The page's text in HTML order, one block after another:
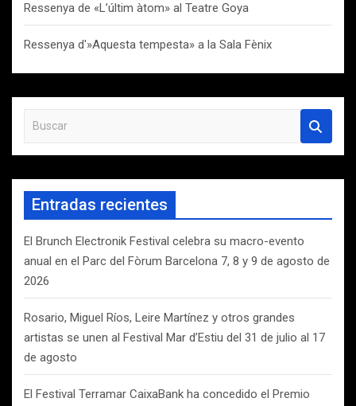
Ressenya de «L’últim àtom» al Teatre Goya
Ressenya d'»Aquesta tempesta» a la Sala Fènix
s
c
r
Entradas recientes
El Brunch Electronik Festival celebra su macro-evento
anual en el Parc del Fòrum Barcelona 7, 8 y 9 de agosto de
2026
Rosario, Miguel Ríos, Leire Martínez y otros grandes
artistas se unen al Festival Mar d’Estiu del 31 de julio al 17
de agosto
El Festival Terramar CaixaBank ha concedido el Premio